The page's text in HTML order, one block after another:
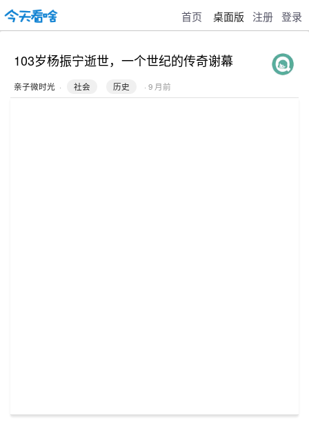
首页 桌面版 注册 登录
103岁杨振宁逝世，一个世纪的传奇谢幕
亲子微时光 · 社会 历史 · 9 月前